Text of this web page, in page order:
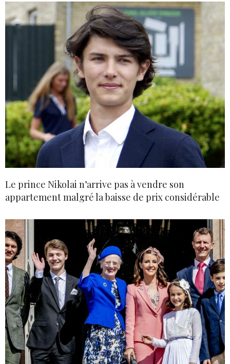
Le prince Nikolai n’arrive pas à vendre son
appartement malgré la baisse de prix considérable